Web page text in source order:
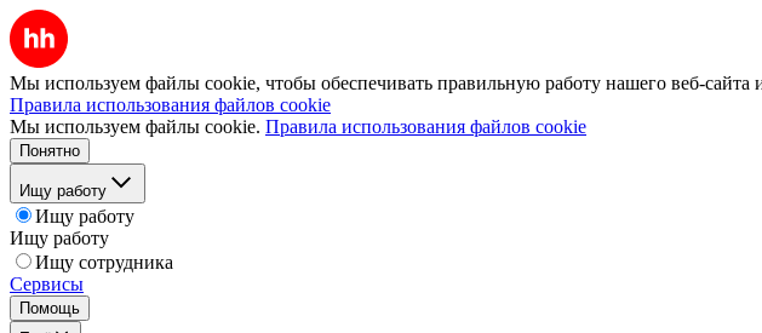
Мы используем файлы cookie, чтобы обеспечивать правильную работу нашего веб-сайта
Правила использования файлов cookie
Мы используем файлы cookie. Правила использования файлов cookie
Понятно
Ищу работу
Ищу работу
Ищу работу
Ищу сотрудника
Сервисы
Помощь